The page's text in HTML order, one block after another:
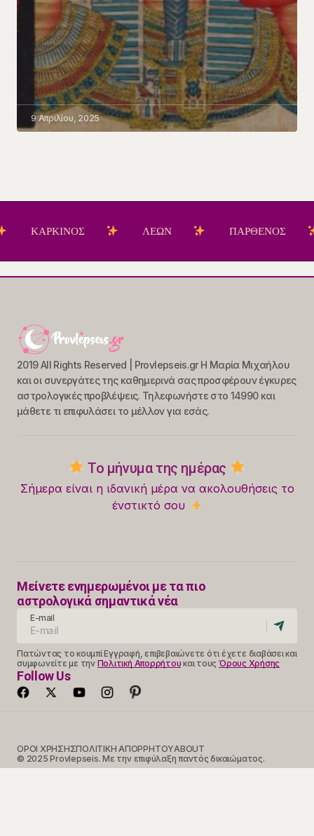
9 Απριλίου, 2025
ΛΕΩΝ ΠΑΡΘΕΝΟΣ
2019 All Rights Reserved | Provlepseis.gr Η Μαρία Μιχαήλου
και οι συνεργάτες της καθημερινά σας προσφέρουν έγκυρες
αστρολογικές προβλέψεις. Τηλεφωνήστε στο 14990 και
μάθετε τι επιφυλάσει το μέλλον για εσάς.
Το μήνυμα της ημέρας
Σήμερα είναι η ιδανική μέρα να ακολουθήσεις το
ένστικτό σου
Μείνετε ενημερωμένοι με τα πιο
αστρολογικά σημαντικά νέα
E-mail
Πατώντας το κουμπί Εγγραφή, επιβεβαιώνετε ότι έχετε διαβάσει και
συμφωνείτε με την Πολιτική Απορρήτου και τους Όρους Χρήσης
Follow Us
ΟΡΟΙ ΧΡΗΣΗΣΠΟΛΙΤΙΚΗ ΑΠΟΡΡΗΤΟΥABOUT
© 2025 Provlepseis. Με την επιφύλαξη παντός δικαιώματος.